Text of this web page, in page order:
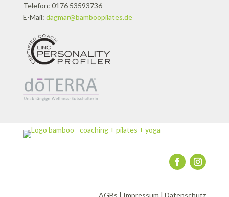
Telefon: 0176 53593736
E-Mail: dagmar@bamboopilates.de
AGBs | Impressum |Datenschutz